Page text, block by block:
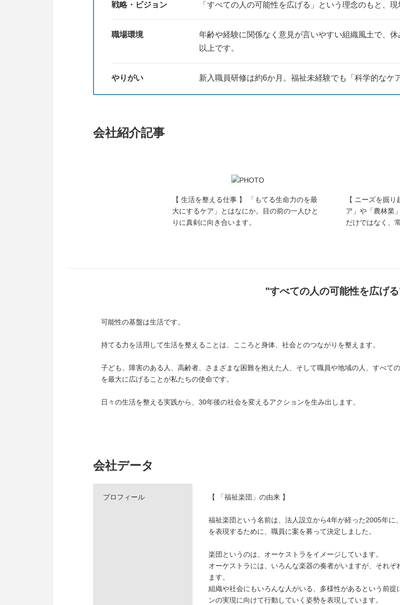
戦略・ビジョン 「すべての人の可能性を広げる」という理念のもと、
職場環境
年齢や経験に関係なく意見が言いやすい組織風土で、
以上です。
やりがい 新入職員研修は約6か月。福祉未経験でも「科学的なケ
会社紹介記事
【 生活を整える仕事 】 「もてる生命力のを最
大にするケア」とはなにか。目の前の一人ひと
りに真剣に向き合います。
【 ニーズを掘
ア」や「農林業
だけではなく、
"すべての人の可能性を広げ
可能性の基盤は生活です。
持てる力を活用して生活を整えることは、こころと身体、社会とのつながりを整えます。
子ども、障害のある人、高齢者、さまざまな困難を抱えた人、そして職員や地域の人、すべて
を最大に広げることが私たちの使命です。
日々の生活を整える実践から、30年後の社会を変えるアクションを生み出します。
会社データ
プロフィール 【 「福祉楽団」の由来 】
福祉楽団という名前は、法人設立から4年が経った2005年
を表現するために、職員に案を募って決定しました。
楽団というのは、オーケストラをイメージしています。
オーケストラには、いろんな楽器の奏者がいますが、それ
ます。
組織や社会にもいろんな人がいる、多様性があるという前
ンの実現に向けて行動していく姿勢を表現しています。